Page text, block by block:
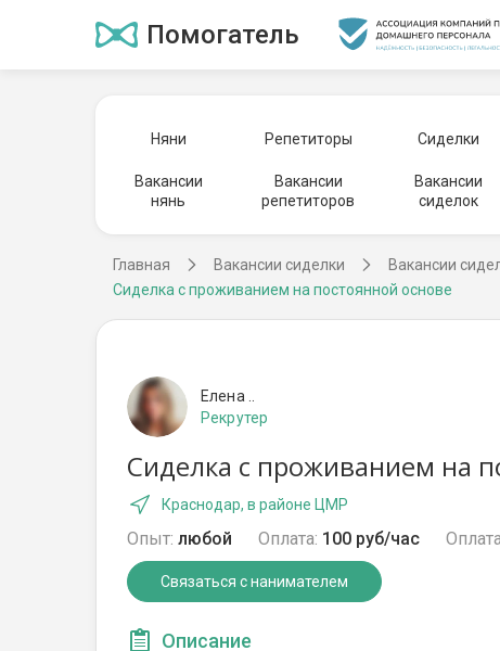
Помогатель
Няни Репетиторы Сиделки
Вакансии
нянь
Вакансии
репетиторов
Вакансии
сиделок
Главная Вакансии сиделки Вакансии
Сиделка с проживанием на постоянной основе
Елена ..
Рекрутер
Сиделка с проживанием на
Краснодар, в районе ЦМР
Опыт: любой Оплата: 100 руб/час
Связаться с нанимателем
Описание